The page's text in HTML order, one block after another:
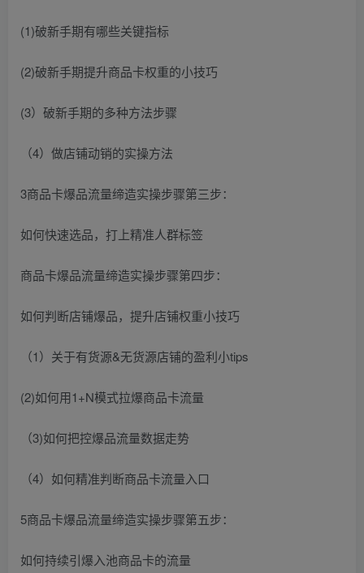
(1)破新手期有哪些关键指标
(2)破新手期提升商品卡权重的小技巧
(3）破新手期的多种方法步骤
（4）做店铺动销的实操方法
3商品卡爆品流量缔造实操步骤第三步：
如何快速选品，打上精准人群标签
商品卡爆品流量缔造实操步骤第四步：
如何判断店铺爆品，提升店铺权重小技巧
（1）关于有货源&无货源店铺的盈利小tips
(2)如何用1+N模式拉爆商品卡流量
（3)如何把控爆品流量数据走势
（4）如何精准判断商品卡流量入口
5商品卡爆品流量缔造实操步骤第五步：
如何持续引爆入池商品卡的流量